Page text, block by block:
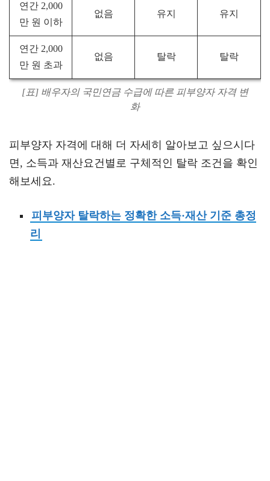
연간 2,000
만 원 이하
없음 유지 유지
연간 2,000
만 원 초과
없음 탈락 탈락
[표] 배우자의 국민연금 수급에 따른 피부양자 자격 변
화
피부양자 자격에 대해 더 자세히 알아보고 싶으시다
면, 소득과 재산요건별로 구체적인 탈락 조건을 확인
해보세요.
피부양자 탈락하는 정확한 소득·재산 기준 총정
리